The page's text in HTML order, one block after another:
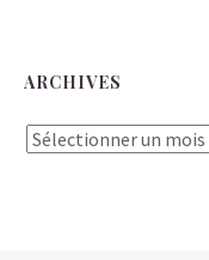
ARCHIVES
Archives